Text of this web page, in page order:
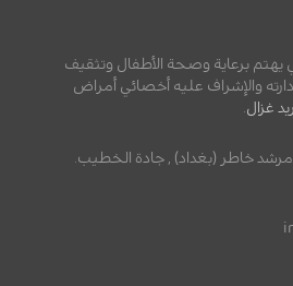
برعاية وصحة الأطفال وتثقيف
والإشراف عليه أخصائي أمراض
غزال.
خاطر (بغداد) , جادة الخطيب.